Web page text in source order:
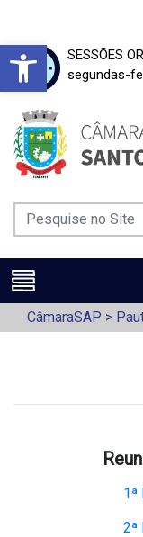
Barra de
SESSÕES
segundas-
CâmaraSAP >
1ª
2ª